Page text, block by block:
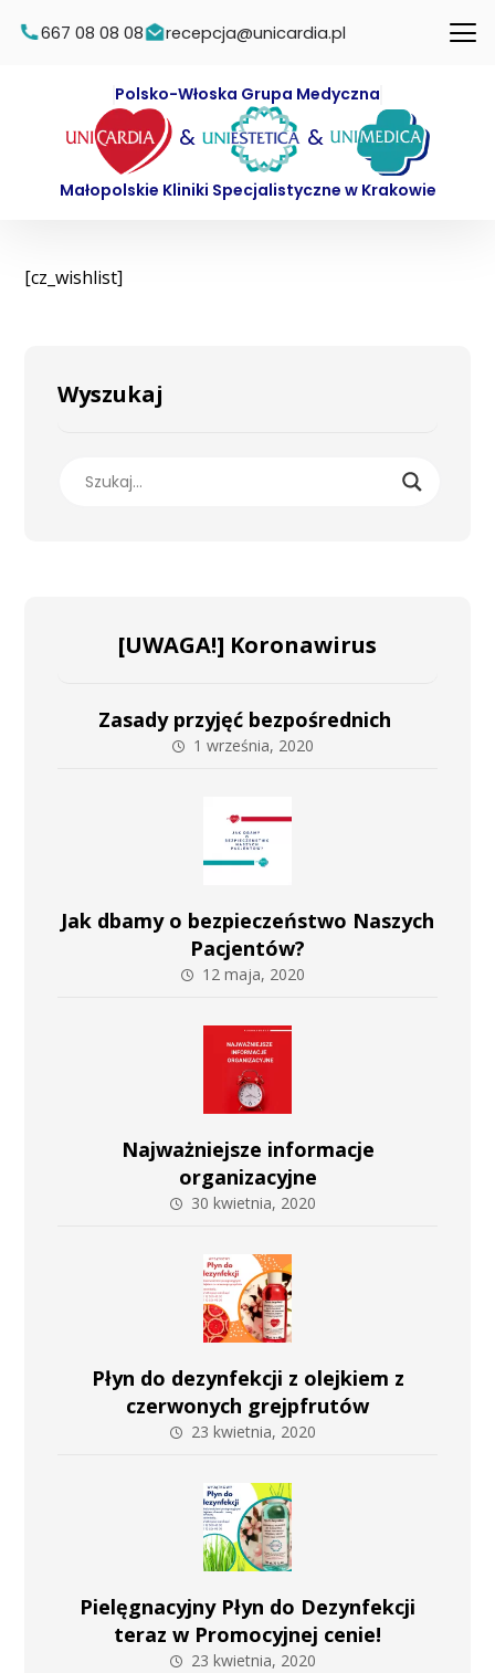
667 08 08 08 recepcja@unicardia.pl
Polsko-Włoska Grupa Medyczna
& &
Małopolskie Kliniki Specjalistyczne w Krakowie
[cz_wishlist]
Wyszukaj
[UWAGA!] Koronawirus
Zasady przyjęć bezpośrednich
1 września, 2020
Jak dbamy o bezpieczeństwo Naszych
Pacjentów?
12 maja, 2020
Najważniejsze informacje
organizacyjne
30 kwietnia, 2020
Płyn do dezynfekcji z olejkiem z
czerwonych grejpfrutów
23 kwietnia, 2020
Pielęgnacyjny Płyn do Dezynfekcji
teraz w Promocyjnej cenie!
23 kwietnia, 2020